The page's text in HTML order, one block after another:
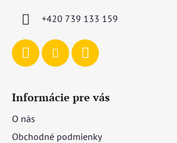
+420 739 133 159
Informácie pre vás
O nás
Obchodné podmienky